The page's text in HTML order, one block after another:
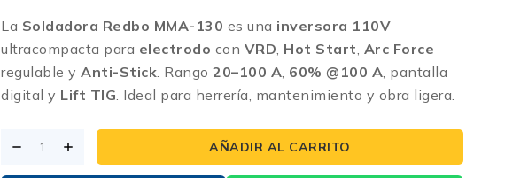
La Soldadora Redbo MMA-130 es una inversora 110V
ultracompacta para electrodo con VRD Hot Start Arc Force
regulable y Anti-Stick . Rango 20–100 A 60% @100 A , pantalla
digital y Lift TIG . Ideal para herrería, mantenimiento y obra ligera.
AÑADIR AL CARRITO